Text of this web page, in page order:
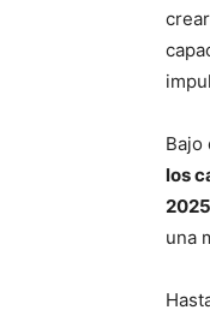
Bajo
los
una